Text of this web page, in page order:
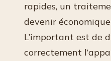
rapides, un
devenir
L’important est de
correctement